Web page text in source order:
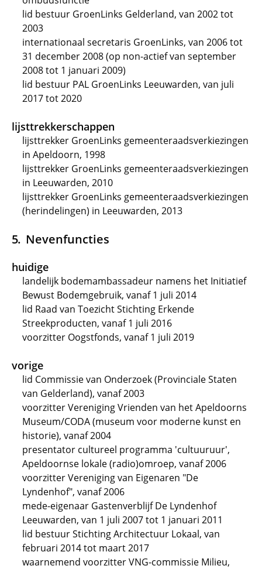
lid bestuur GroenLinks Gelderland, van 2002 tot
2003
internationaal secretaris GroenLinks, van 2006 tot
31 december 2008 (op non-actief van september
2008 tot 1 januari 2009)
lid bestuur PAL GroenLinks Leeuwarden, van juli
2017 tot 2020
lijsttrekkerschappen
lijsttrekker GroenLinks gemeenteraadsverkiezingen
in Apeldoorn, 1998
lijsttrekker GroenLinks gemeenteraadsverkiezingen
in Leeuwarden, 2010
lijsttrekker GroenLinks gemeenteraadsverkiezingen
(herindelingen) in Leeuwarden, 2013
Nevenfuncties
huidige
landelijk bodemambassadeur namens het Initiatief
Bewust Bodemgebruik, vanaf 1 juli 2014
lid Raad van Toezicht Stichting Erkende
Streekproducten, vanaf 1 juli 2016
voorzitter Oogstfonds, vanaf 1 juli 2019
vorige
lid Commissie van Onderzoek (Provinciale Staten
van Gelderland), vanaf 2003
voorzitter Vereniging Vrienden van het Apeldoorns
Museum/CODA (museum voor moderne kunst en
historie), vanaf 2004
presentator cultureel programma 'cultuuruur',
Apeldoornse lokale (radio)omroep, vanaf 2006
voorzitter Vereniging van Eigenaren "De
Lyndenhof", vanaf 2006
mede-eigenaar Gastenverblijf De Lyndenhof
Leeuwarden, van 1 juli 2007 tot 1 januari 2011
lid bestuur Stichting Architectuur Lokaal, van
februari 2014 tot maart 2017
waarnemend voorzitter VNG-commissie Milieu,